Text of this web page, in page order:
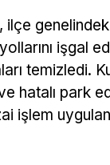
ilçe
işgal
temizledi.
hatalı park
işlem